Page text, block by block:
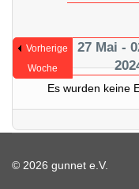
Vorherige
Woche
27 Mai -
Es wurden keine
© 2026 gunnet e.V.